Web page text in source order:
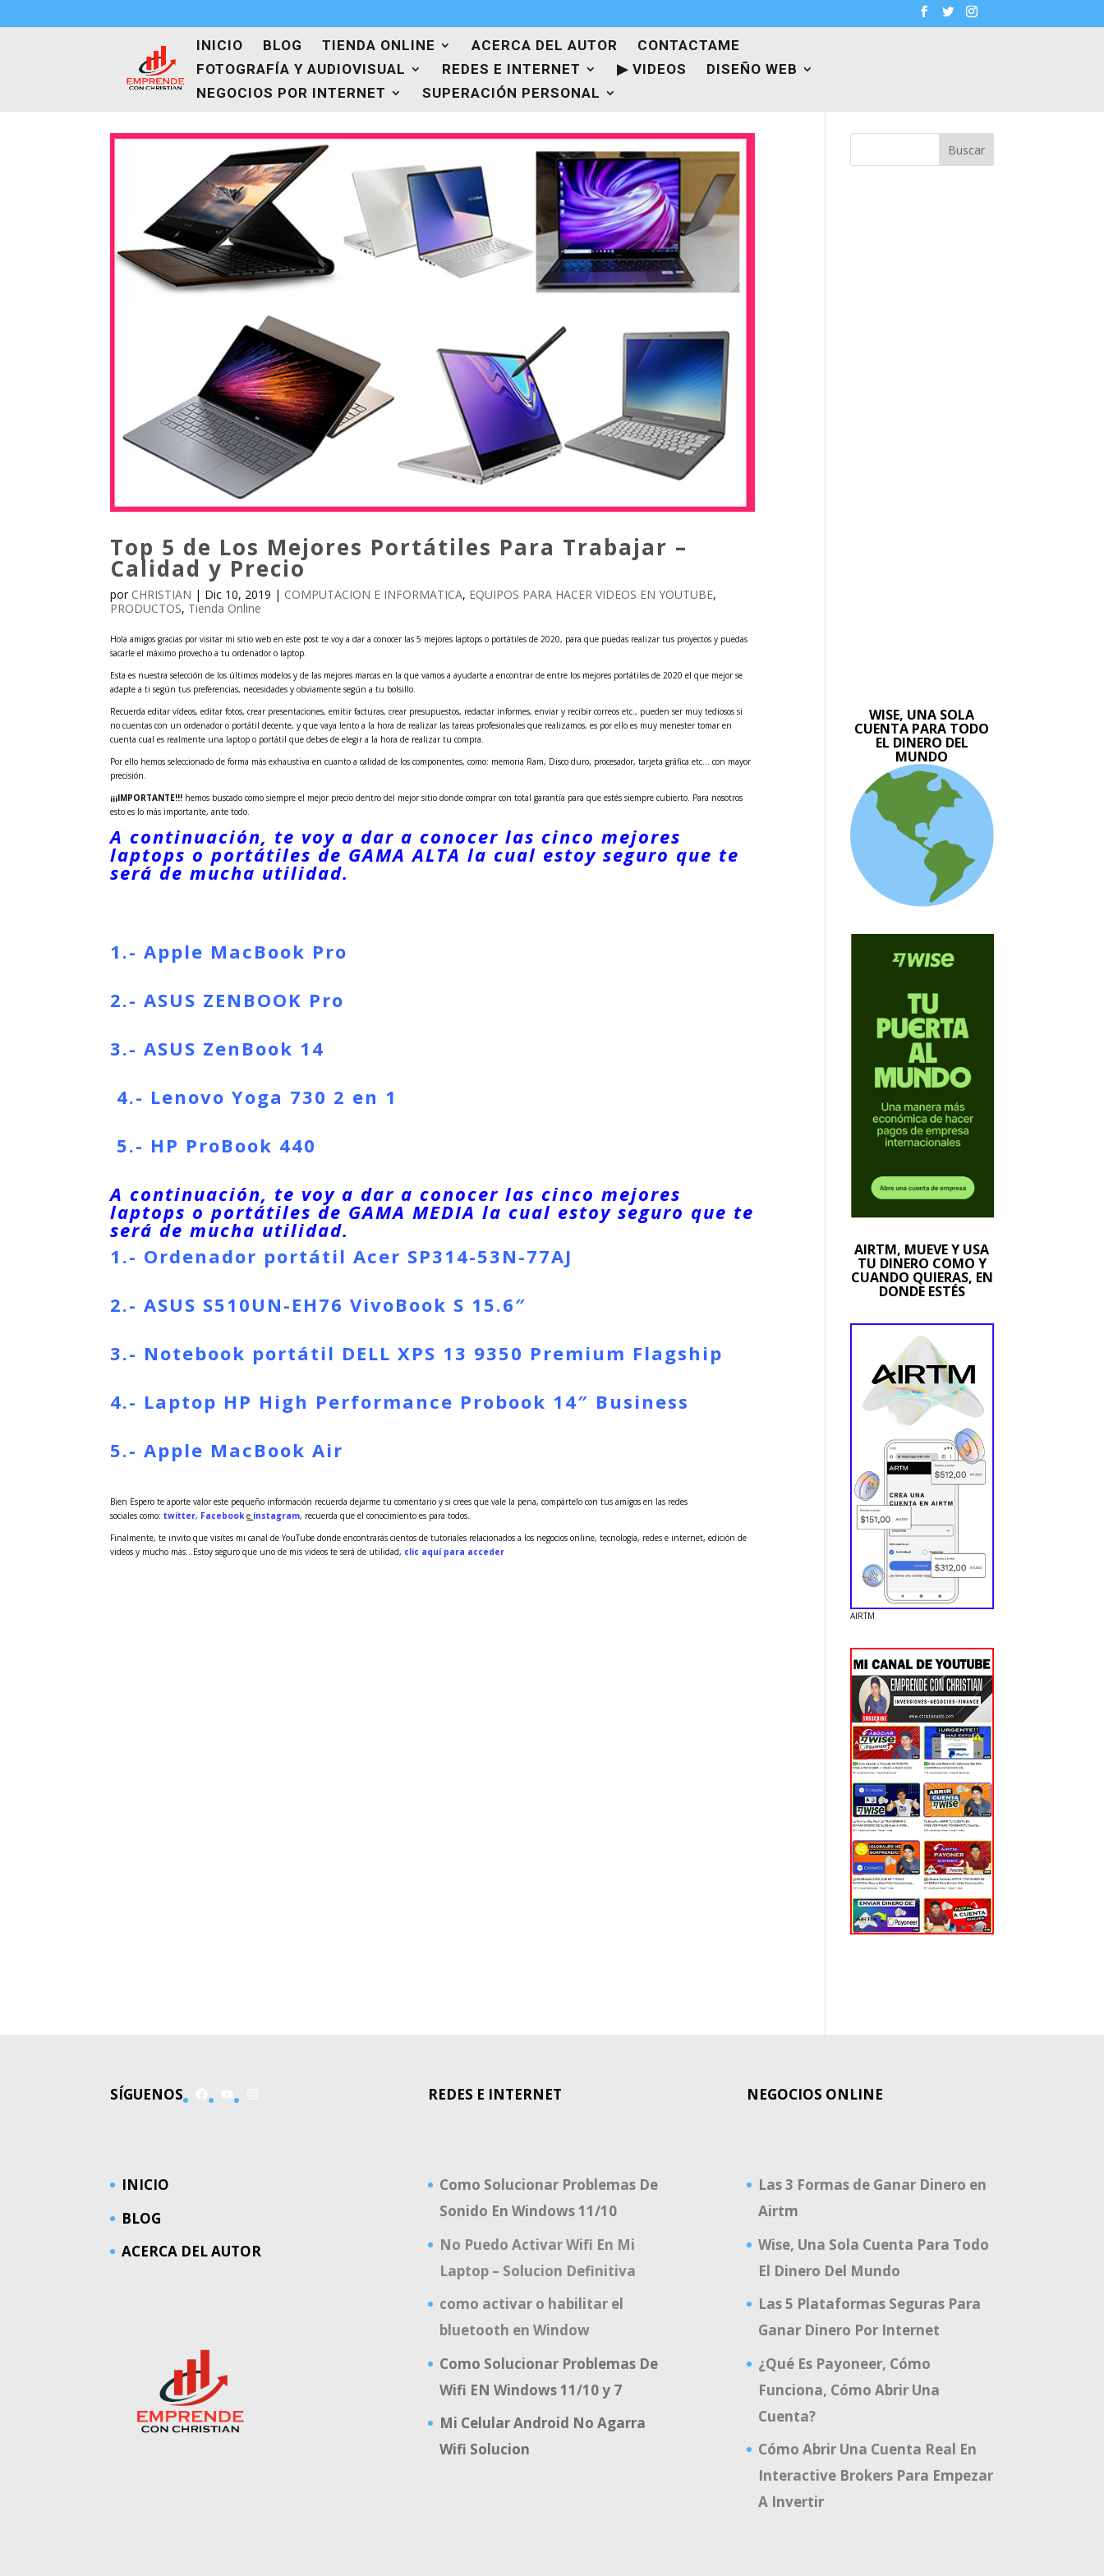
INICIO BLOG TIENDA ONLINE ACERCA DEL AUTOR
CONTACTAME
FOTOGRAFÍA Y AUDIOVISUAL
REDES E INTERNET ▶ VIDEOS
DISEÑO WEB
NEGOCIOS POR INTERNET
SUPERACIÓN PERSONAL
Top 5 de Los Mejores Portátiles Para Trabajar –
Calidad y Precio
por CHRISTIAN | Dic 10, 2019 | COMPUTACION E INFORMATICA, EQUIPOS PARA HACER VIDEOS EN YOUTUBE,
PRODUCTOS, Tienda Online
Hola amigos gracias por visitar mi sitio web en este post te voy a dar a conocer las 5 mejores laptops o portátiles de 2020, para que puedas realizar tus proyectos y puedas
sacarle el máximo provecho a tu ordenador o laptop.
Esta es nuestra selección de los últimos modelos y de las mejores marcas en la que vamos a ayudarte a encontrar de entre los mejores portátiles de 2020 el que mejor se
adapte a ti según tus preferencias, necesidades y obviamente según a tu bolsillo.
Recuerda editar vídeos, editar fotos, crear presentaciones, emitir facturas, crear presupuestos, redactar informes, enviar y recibir correos etc., pueden ser muy tediosos si
no cuentas con un ordenador o portátil decente, y que vaya lento a la hora de realizar las tareas profesionales que realizamos, es por ello es muy menester tomar en
cuenta cual es realmente una laptop o portátil que debes de elegir a la hora de realizar tu compra.
Por ello hemos seleccionado de forma más exhaustiva en cuanto a calidad de los componentes, como: memoria Ram, Disco duro, procesador, tarjeta gráfica etc… con mayor
precisión.
¡¡¡IMPORTANTE!!! hemos buscado como siempre el mejor precio dentro del mejor sitio donde comprar con total garantía para que estés siempre cubierto. Para nosotros
esto es lo más importante, ante todo.
A continuación, te voy a dar a conocer las cinco mejores
laptops o portátiles de GAMA ALTA la cual estoy seguro que te
será de mucha utilidad.
1.- Apple MacBook Pro
2.- ASUS ZENBOOK Pro
3.- ASUS ZenBook 14
4.- Lenovo Yoga 730 2 en 1
5.- HP ProBook 440
A continuación, te voy a dar a conocer las cinco mejores
laptops o portátiles de GAMA MEDIA la cual estoy seguro que te
será de mucha utilidad.
1.- Ordenador portátilAcer SP314-53N-77AJ
2.-ASUS S510UN-EH76 VivoBook S 15.6″
3.- Notebook portátil DELL XPS 13 9350 Premium Flagship
4.- Laptop HP High Performance Probook 14″ Business
5.-Apple MacBook Air
Bien Espero te aporte valor este pequeño información recuerda dejarme tu comentario y si crees que vale la pena, compártelo con tus amigos en las redes
sociales como:twitter, Facebook e instagram, recuerda que el conocimiento es para todos.
Finalmente, te invito que visites mi canal de YouTube donde encontrarás cientos de tutoriales relacionados a los negocios online, tecnología, redes e internet, edición de
videos y mucho más…Estoy seguro que uno de mis videos te será de utilidad, clic aquí para acceder
Buscar
WISE, UNA SOLA
CUENTA PARA TODO
EL DINERO DEL
MUNDO
AIRTM, MUEVE Y USA
TU DINERO COMO Y
CUANDO QUIERAS, EN
DONDE ESTÉS
AIRTM
SÍGUENOS
INICIO
BLOG
ACERCA DEL AUTOR
REDES E INTERNET
Como Solucionar Problemas De
Sonido En Windows 11/10
No Puedo Activar Wifi En Mi
Laptop – Solucion Definitiva
como activar o habilitar el
bluetooth en Window
Como Solucionar Problemas De
Wifi EN Windows 11/10 y 7
Mi Celular Android No Agarra
Wifi Solucion
NEGOCIOS ONLINE
Las 3 Formas de Ganar Dinero en
Airtm
Wise, Una Sola Cuenta Para Todo
El Dinero Del Mundo
Las 5 Plataformas Seguras Para
Ganar Dinero Por Internet
¿Qué Es Payoneer, Cómo
Funciona, Cómo Abrir Una
Cuenta?
Cómo Abrir Una Cuenta Real En
Interactive Brokers Para Empezar
A Invertir